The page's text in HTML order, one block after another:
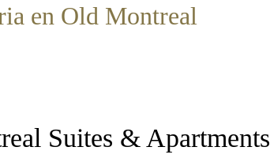
en Old Montreal
Suites & Apartments